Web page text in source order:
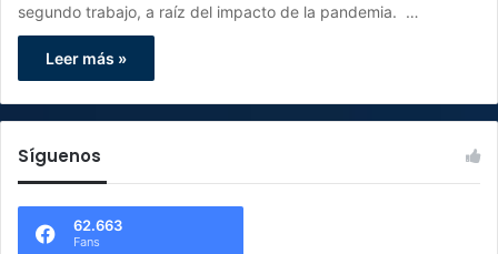
segundo trabajo, a raíz del impacto de la pandemia. …
Leer más »
Síguenos
62.663
Fans